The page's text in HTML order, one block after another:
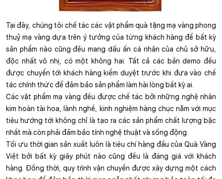
Tại đây, chúng tôi chế tác các vật phẩm quà tặng mạ vàng phong
thuỷ mạ vàng dựa trên ý tưởng của từng khách hàng để bất kỳ
sản phẩm nào cũng đều mang dấu ấn cá nhân của chủ sở hữu,
độc nhất vô nhị, có một không hai. Tất cả các bản demo đều
được chuyển tới khách hàng kiểm duyệt trước khi đưa vào chế
tác chính thức để đảm bảo sản phẩm làm hài lòng bất kỳ ai.
Các vật phẩm mạ vàng đều được chế tác bởi những nghệ nhân
kim hoàn tài hoa, lành nghề, kinh nghiệm hàng chục năm với mục
tiêu hướng tới không chỉ là tạo ra các sản phẩm chất lượng bậc
nhất mà còn phải đảm bảo tính nghệ thuật và sống động.
Tối ưu thời gian sản xuất luôn là tiêu chí hàng đầu của Quà Vàng
Việt bởi bất kỳ giây phút nào cũng đều là đáng giá với khách
hàng. Đồng thời, quy trình vận chuyển được xây dựng một cách